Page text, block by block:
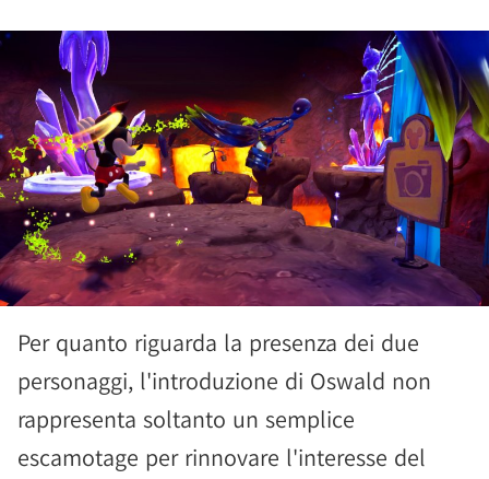
Per quanto riguarda la presenza dei due
personaggi, l'introduzione di Oswald non
rappresenta soltanto un semplice
escamotage per rinnovare l'interesse del